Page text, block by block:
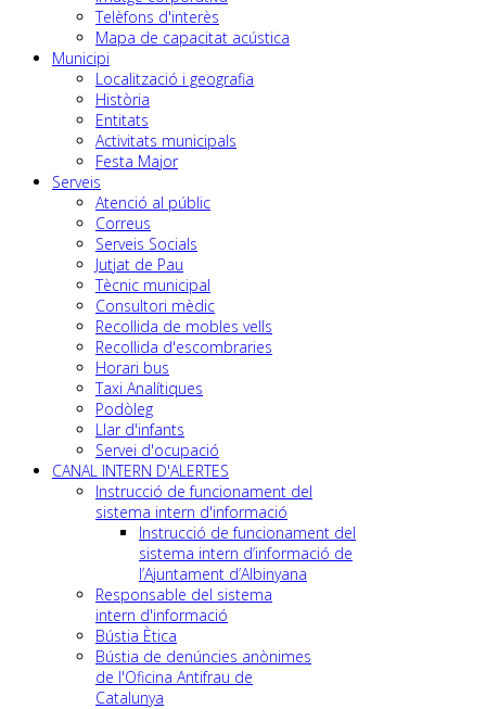
Telèfons d'interès
Mapa de capacitat acústica
Municipi
Localització i geografia
Història
Entitats
Activitats municipals
Festa Major
Serveis
Atenció al públic
Correus
Serveis Socials
Jutjat de Pau
Tècnic municipal
Consultori mèdic
Recollida de mobles vells
Recollida d'escombraries
Horari bus
Taxi Analítiques
Podòleg
Llar d'infants
Servei d'ocupació
CANAL INTERN D'ALERTES
Instrucció de funcionament del
sistema intern d'informació
Instrucció de funcionament del
sistema intern d’informació de
l’Ajuntament d’Albinyana
Responsable del sistema
intern d'informació
Bústia Ètica
Bústia de denúncies anònimes
de l'Oficina Antifrau de
Catalunya